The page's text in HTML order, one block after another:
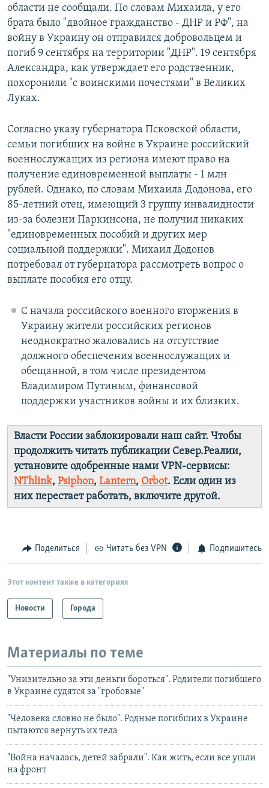
области не сообщали. По словам Михаила, у его
брата было "двойное гражданство - ДНР и РФ", на
войну в Украину он отправился добровольцем и
погиб 9 сентября на территории "ДНР". 19 сентября
Александра, как утверждает его родственник,
похоронили "с воинскими почестями" в Великих
Луках.
Согласно указу губернатора Псковской области,
семьи погибших на войне в Украине российский
военнослужащих из региона имеют право на
получение единовременной выплаты - 1 млн
рублей. Однако, по словам Михаила Додонова, его
85-летний отец, имеющий 3 группу инвалидности
из-за болезни Паркинсона, не получил никаких
"единовременных пособий и других мер
социальной поддержки". Михаил Додонов
потребовал от губернатора рассмотреть вопрос о
выплате пособия его отцу.
С начала российского военного вторжения в
Украину жители российских регионов
неоднократно жаловались на отсутствие
должного обеспечения военнослужащих и
обещанной, в том числе президентом
Владимиром Путиным, финансовой
поддержки участников войны и их близких.
Власти России заблокировали наш сайт. Чтобы
продолжить читать публикации Север.Реалии,
установите одобренные нами VPN-сервисы:
NThlink, Psiphon, Lantern, Orbot. Если один из
них перестает работать, включите другой.
Поделиться Читать без VPN Подпишитесь
Этот контент также в категориях
Новости Города
Материалы по теме
"Унизительно за эти деньги бороться". Родители погибшего
в Украине судятся за "гробовые"
"Человека словно не было". Родные погибших в Украине
пытаются вернуть их тела
"Война началась, детей забрали". Как жить, если все ушли
на фронт